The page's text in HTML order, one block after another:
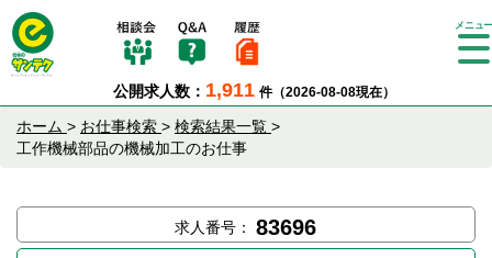
公開求人数： 1,911 件（2026-08-08現在）
Tog
ホーム > お仕事検索 > 検索結果一覧 >
工作機械部品の機械加工のお仕事
求人番号： 83696